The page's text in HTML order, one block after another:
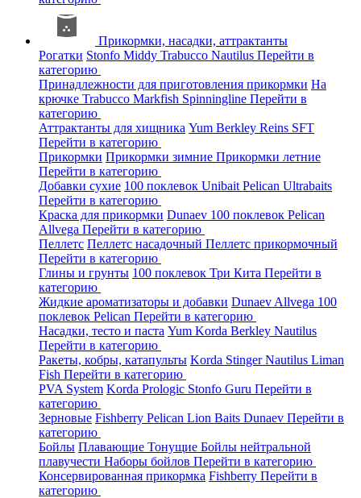
Прикормки, насадки, аттрактанты
Рогатки Stonfo Middy Trabucco Nautilus Перейти в
категорию
Принадлежности для приготовления прикормки На
крючке Trabucco Markfish Spinningline Перейти в
категорию
Аттрактанты для хищника Yum Berkley Reins SFT
Перейти в категорию
Прикормки Прикормки зимние Прикормки летние
Перейти в категорию
Добавки сухие 100 поклевок Unibait Pelican Ultrabaits
Перейти в категорию
Краска для прикормки Dunaev 100 поклевок Pelican
Allvega Перейти в категорию
Пеллетс Пеллетс насадочный Пеллетс прикормочный
Перейти в категорию
Глины и грунты 100 поклевок Три Кита Перейти в
категорию
Жидкие ароматизаторы и добавки Dunaev Allvega 100
поклевок Pelican Перейти в категорию
Насадки, тесто и паста Yum Korda Berkley Nautilus
Перейти в категорию
Ракеты, кобры, катапульты Korda StingerNautilus Liman
Fish Перейти в категорию
PVA System Korda Prologic Stonfo Guru Перейти в
категорию
Зерновые Fishberry Pelican Lion Baits Dunaev Перейти в
категорию
Бойлы Плавающие Тонущие Бойлы нейтральной
плавучести Наборы бойлов Перейти в категорию
Консервированная прикормка Fishberry Перейти в
категорию